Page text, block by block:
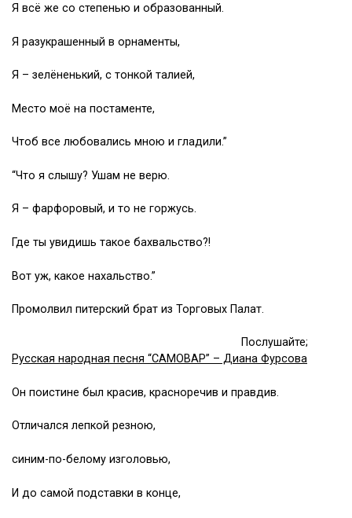
Я всё же со степенью и образованный.
Я разукрашенный в орнаменты,
Я – зелёненький, с тонкой талией,
Место моё на постаменте,
Чтоб все любовались мною и гладили.”
“Что я слышу? Ушам не верю.
Я – фарфоровый, и то не горжусь.
Где ты увидишь такое бахвальство?!
Вот уж, какое нахальство.”
Промолвил питерский брат из Торговых Палат.
Послушайте;
Русская народная песня “САМОВАР” – Диана Фурсова
Он поистине был красив, красноречив и правдив.
Отличался лепкой резною,
синим-по-белому изголовью,
И до самой подставки в конце,